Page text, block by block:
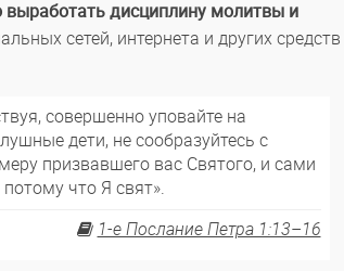
выработать дисциплину молитвы и
сетей, интернета и других средств
совершенно уповайте на
дети, не сообразуйтесь с
призвавшего вас Святого, и сами
что Я свят».
1-е Послание Петра 1:13–16